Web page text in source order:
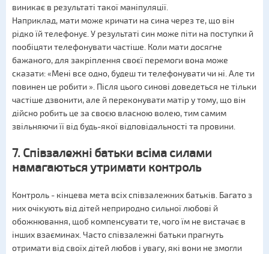
виникає в результаті такої маніпуляції.
Наприклад, мати може кричати на сина через те, що він
рідко їй телефонує. У результаті син може піти на поступки й
пообіцяти телефонувати частіше. Коли мати досягне
бажаного, для закріплення своєї перемоги вона може
сказати: «Мені все одно, будеш ти телефонувати чи ні. Але ти
повинен це робити ». Після цього синові доведеться не тільки
частіше дзвонити, але й переконувати матір у тому, що він
дійсно робить це за своєю власною волею, тим самим
звільняючи її від будь-якої відповідальності та провини.
7. Співзалежні батьки всіма силами
намагаються утримати контроль
Контроль - кінцева мета всіх співзалежних батьків. Багато з
них очікують від дітей неприродно сильної любові й
обожнювання, щоб компенсувати те, чого їм не вистачає в
інших взаєминах. Часто співзалежні батьки прагнуть
отримати від своїх дітей любов і увагу, які вони не змогли